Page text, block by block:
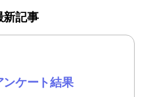
新記事
ンケート結果